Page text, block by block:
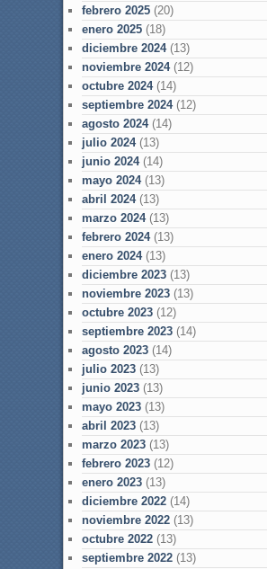
febrero 2025 (20)
enero 2025 (18)
diciembre 2024(13)
noviembre 2024(12)
octubre 2024(14)
septiembre 2024(12)
agosto 2024(14)
julio 2024(13)
junio 2024(14)
mayo 2024(13)
abril 2024(13)
marzo 2024(13)
febrero 2024(13)
enero 2024(13)
diciembre 2023 (13)
noviembre 2023 (13)
octubre 2023 (12)
septiembre 2023 (14)
agosto 2023 (14)
julio 2023 (13)
junio 2023 (13)
mayo 2023 (13)
abril 2023 (13)
marzo 2023 (13)
febrero 2023 (12)
enero 2023 (13)
diciembre 2022 (14)
noviembre 2022 (13)
octubre 2022 (13)
septiembre 2022 (13)